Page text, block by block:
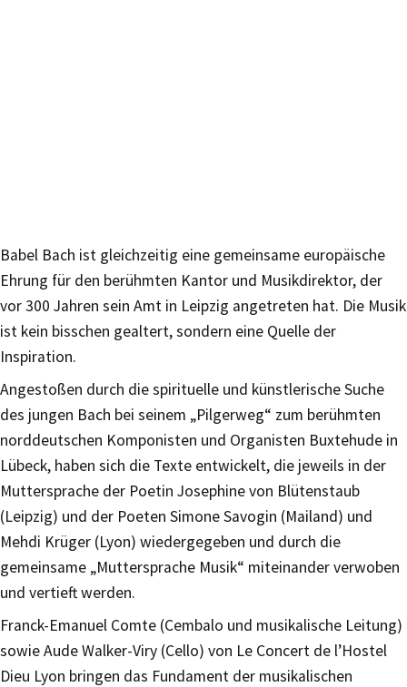
Babel Bach ist gleichzeitig eine gemeinsame europäische
Ehrung für den berühmten Kantor und Musikdirektor, der
vor 300 Jahren sein Amt in Leipzig angetreten hat. Die Musik
ist kein bisschen gealtert, sondern eine Quelle der
Inspiration.
Angestoßen durch die spirituelle und künstlerische Suche
des jungen Bach bei seinem „Pilgerweg“ zum berühmten
norddeutschen Komponisten und Organisten Buxtehude in
Lübeck, haben sich die Texte entwickelt, die jeweils in der
Muttersprache der Poetin Josephine von Blütenstaub
(Leipzig) und der Poeten Simone Savogin (Mailand) und
Mehdi Krüger (Lyon) wiedergegeben und durch die
gemeinsame „Muttersprache Musik“ miteinander verwoben
und vertieft werden.
Franck-Emanuel Comte (Cembalo und musikalische Leitung)
sowie Aude Walker-Viry (Cello) von Le Concert de l’Hostel
Dieu Lyon bringen das Fundament der musikalischen